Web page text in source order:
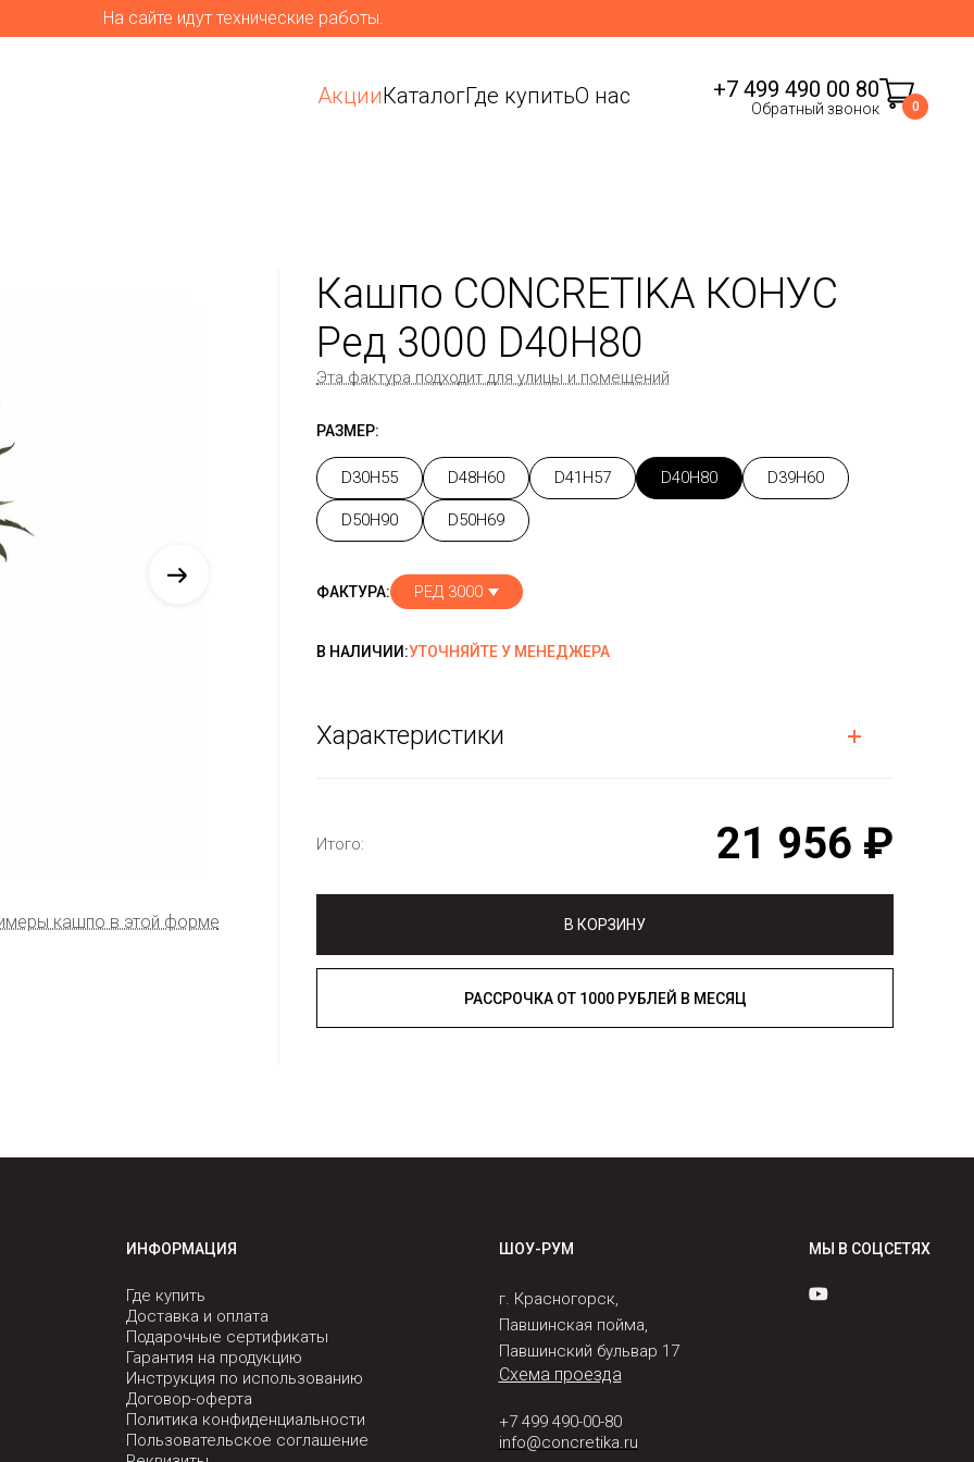
На сайте идут технические работы.
АкцииКаталогГде купитьО нас +7 499 490 00 80
Обратный звонок 0
кашпо в этой форме
Кашпо CONCRETIKA КОНУС
Ред 3000 D40H80
Эта фактура подходит для улицы и помещений
РАЗМЕР:
D30H55 D48H60 D41H57 D40H80 D39H60
D50H90 D50H69
ФАКТУРА: РЕД 3000
В НАЛИЧИИ:УТОЧНЯЙТЕ У МЕНЕДЖЕРА
Характеристики
Итого: 21 956 ₽
В КОРЗИНУ
РАССРОЧКА ОТ 1000 РУБЛЕЙ В МЕСЯЦ
ИНФОРМАЦИЯ
Где купить
Доставка и оплата
Подарочные сертификаты
Гарантия на продукцию
Инструкция по использованию
Договор-оферта
Политика конфиденциальности
Пользовательское соглашение
ШОУ-РУМ
г. Красногорск,
Павшинская пойма,
Павшинский бульвар 17
Схема проезда
+7 499 490-00-80
info@concretika.ru
МЫ В СОЦСЕТЯХ